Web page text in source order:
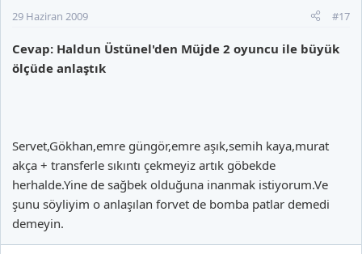
29 Haziran 2009 #17
Cevap: Haldun Üstünel'den Müjde 2 oyuncu ile büyük
ölçüde anlaştık
Servet,Gökhan,emre güngör,emre aşık,semih kaya,murat
akça + transferle sıkıntı çekmeyiz artık göbekde
herhalde.Yine de sağbek olduğuna inanmak istiyorum.Ve
şunu söyliyim o anlaşılan forvet de bomba patlar demedi
demeyin.